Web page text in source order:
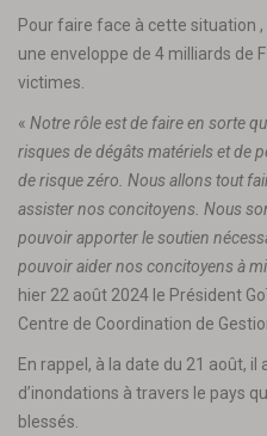
Pour faire face à cette situation ,
une enveloppe de 4 milliards de
victimes.
« Notre rôle est de faire en sorte
risques de dégâts matériels et de
de risque zéro. Nous allons tout
assister nos concitoyens. Nous
pouvoir apporter le soutien
pouvoir aider nos concitoyens à
hier 22 août 2024 le Président
Centre de Coordination de
En rappel, à la date du 21 août,
d’inondations à travers le pays
blessés.